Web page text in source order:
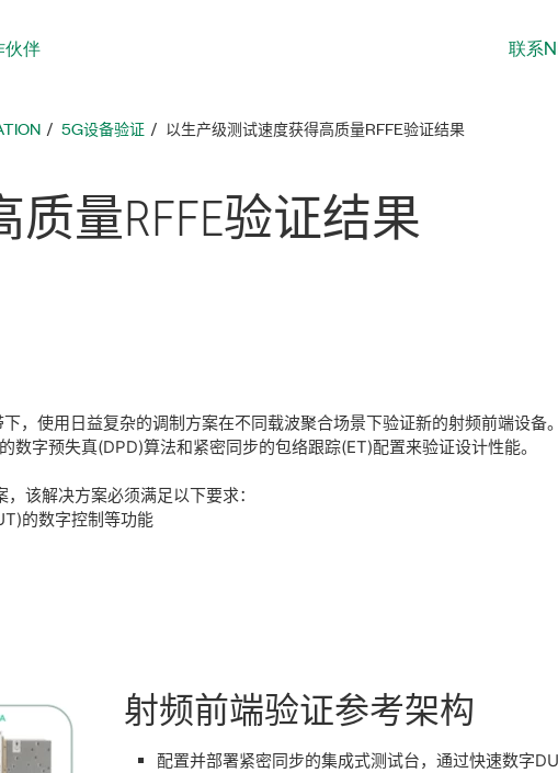
伙伴 联系
5G设备验证 以生产级测试速度获得高质量RFFE验证结果
质量RFFE验证结果
，使用日益复杂的调制方案在不同载波聚合场景下验证新的射频前端设备
字预失真(DPD)算法和紧密同步的包络跟踪(ET)配置来验证设计性能。
该解决方案必须满足以下要求：
的数字控制等功能
射频前端验证参考架构
配置并部署紧密同步的集成式测试台，通过快速数字